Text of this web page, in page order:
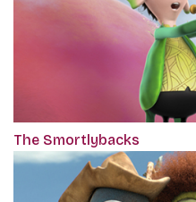
The Smortlybacks